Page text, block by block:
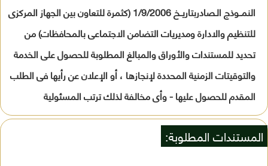
النمــوذج الـصادربتاريــخ 1/9/2006 (كثمرة للتعاون بين الجهاز المركزى
للتنظيم والادارة ومديريات التضامن الاجتماعى بالمحافظات) من
تحديد للمستندات والأوراق والمبالغ المطلوبة للحصول على الخدمة
والتوقيتات الزمنية المحددة لإنجازها ، أو الإعلان عن رأيها فى الطلب
المقدم للحصول عليها - وأى مخالفة لذلك ترتب المسئولية
المستندات المطلوبة: